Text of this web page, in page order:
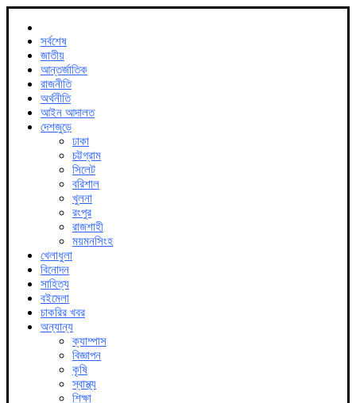
সর্বশেষ
জাতীয়
আন্তর্জাতিক
রাজনীতি
অর্থনীতি
আইন আদালত
দেশজুড়ে
ঢাকা
চট্টগ্রাম
সিলেট
বরিশাল
খুলনা
রংপুর
রাজশাহী
ময়মনসিংহ
খেলাধুলা
বিনোদন
সাহিত্য
বইমেলা
চাকরির খবর
অন্যান্য
ক্যাম্পাস
বিজ্ঞাপন
কৃষি
স্বাস্থ্য
শিক্ষা